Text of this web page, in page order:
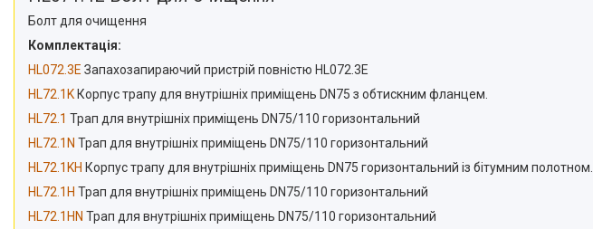
Болт для очищення
Комплектація:
HL072.3E Запахозапираючий пристрій повністю HL072.3E
HL72.1KКорпус трапу для внутрішніх приміщень DN75 з обтискним фланцем.
HL72.1 Трап для внутрішніх приміщень DN75/110 горизонтальний
HL72.1N Трап для внутрішніх приміщень DN75/110 горизонтальний
HL72.1KH Корпус трапу для внутрішніх приміщень DN75 горизонтальний із бітумним полотном.
HL72.1H Трап для внутрішніх приміщень DN75/110 горизонтальний
HL72.1HN Трап для внутрішніх приміщень DN75/110 горизонтальний